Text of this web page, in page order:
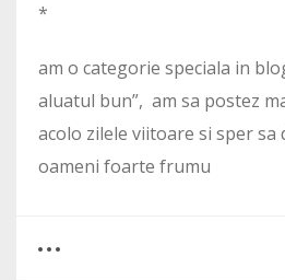
*
am o categorie speciala in
aluatul bun”, am sa postez
acolo zilele viitoare si sper sa
oameni foarte frumu